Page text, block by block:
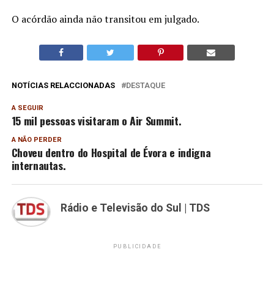
O acórdão ainda não transitou em julgado.
NOTÍCIAS RELACCIONADAS DESTAQUE
A SEGUIR
15 mil pessoas visitaram o Air Summit.
A NÃO PERDER
Choveu dentro do Hospital de Évora e indigna
internautas.
Rádio e Televisão do Sul | TDS
PUBLICIDADE